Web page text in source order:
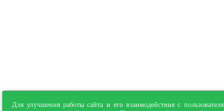
Для улучшения работы сайта и его взаимодействия с